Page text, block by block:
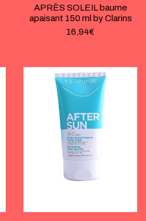
APRÈS SOLEIL baume
apaisant 150 ml by Clarins
16,94€